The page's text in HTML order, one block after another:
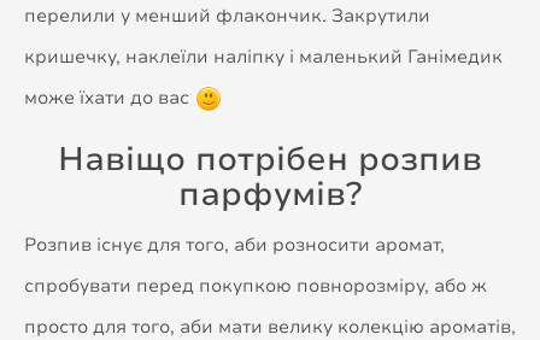
перелили у менший флакончик. Закрутили
кришечку, наклеїли наліпку і маленький Ганімедик
може їхати до вас
Навіщо потрібен розпив
парфумів?
Розпив існує для того, аби розносити аромат,
спробувати перед покупкою повнорозміру, або ж
просто для того, аби мати велику колекцію ароматів,